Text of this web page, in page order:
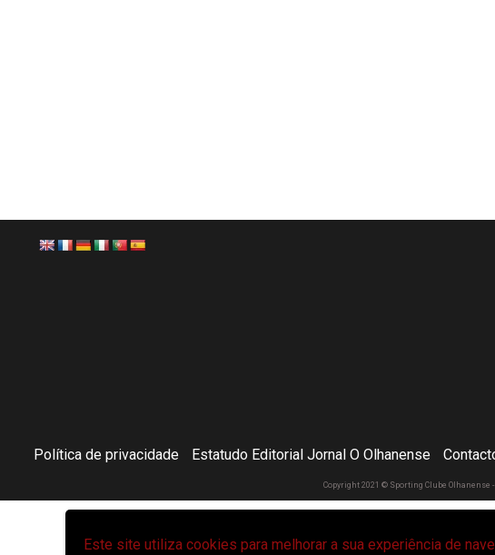
Este site utiliza cookies para melhorar a sua experiência de
Política de privacidade Estatudo Editorial Jornal O Olhanense
Copyright 2021 © Sporting Clube